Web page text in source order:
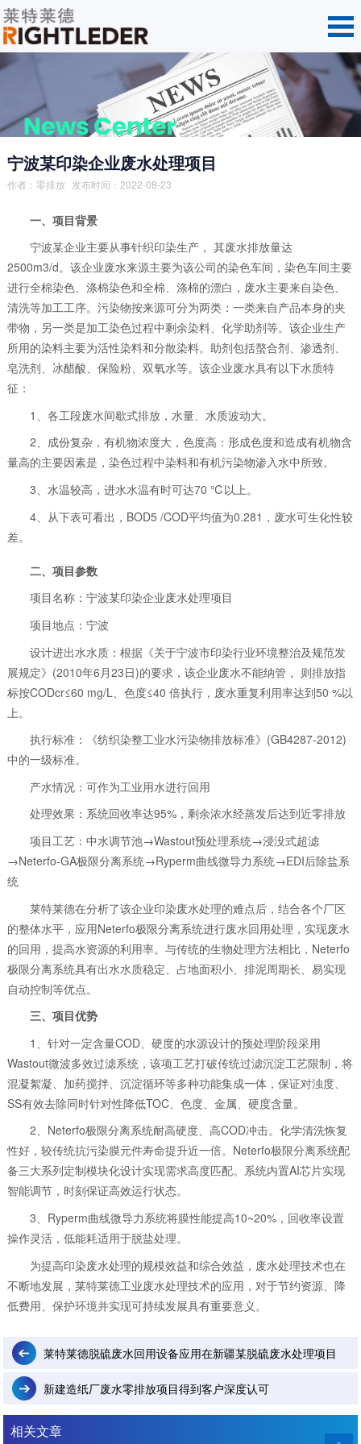
宁波某印染企业废水处理项目
作者：零排放 发布时间：2022-08-23
一、项目背景
宁波某企业主要从事针织印染生产， 其废水排放量达
2500m3/d。该企业废水来源主要为该公司的染色车间，染色车间主要
进行全棉染色、涤棉染色和全棉、涤棉的漂白，废水主要来自染色、
清洗等加工工序。污染物按来源可分为两类：一类来自产品本身的夹
带物，另一类是加工染色过程中剩余染料、化学助剂等。该企业生产
所用的染料主要为活性染料和分散染料。助剂包括螯合剂、渗透剂、
皂洗剂、冰醋酸、保险粉、双氧水等。该企业废水具有以下水质特
征：
1、各工段废水间歇式排放，水量、水质波动大。
2、成份复杂，有机物浓度大，色度高：形成色度和造成有机物含
量高的主要因素是，染色过程中染料和有机污染物渗入水中所致。
3、水温较高，进水水温有时可达70 ℃以上。
4、从下表可看出，BOD5 /COD平均值为0.281，废水可生化性较
差。
二、项目参数
项目名称：宁波某印染企业废水处理项目
项目地点：宁波
设计进出水水质：根据《关于宁波市印染行业环境整治及规范发
展规定》(2010年6月23日)的要求，该企业废水不能纳管， 则排放指
标按CODcr≤60 mg/L、色度≤40 倍执行，废水重复利用率达到50 %以
上。
执行标准：《纺织染整工业水污染物排放标准》(GB4287-2012)
中的一级标准。
产水情况：可作为工业用水进行回用
处理效果：系统回收率达95%，剩余浓水经蒸发后达到近零排放
项目工艺：中水调节池→Wastout预处理系统→浸没式超滤
→Neterfo-GA极限分离系统→Ryperm曲线微导力系统→EDI后除盐系
统
莱特莱德在分析了该企业印染废水处理的难点后，结合各个厂区
的整体水平，应用Neterfo极限分离系统进行废水回用处理，实现废水
的回用，提高水资源的利用率。与传统的生物处理方法相比，Neterfo
极限分离系统具有出水水质稳定、占地面积小、排泥周期长、易实现
自动控制等优点。
三、项目优势
1、针对一定含量COD、硬度的水源设计的预处理阶段采用
Wastout微波多效过滤系统，该项工艺打破传统过滤沉淀工艺限制，将
混凝絮凝、加药搅拌、沉淀循环等多种功能集成一体，保证对浊度、
SS有效去除同时针对性降低TOC、色度、金属、硬度含量。
2、Neterfo极限分离系统耐高硬度、高COD冲击。化学清洗恢复
性好，较传统抗污染膜元件寿命提升近一倍。Neterfo极限分离系统配
备三大系列定制模块化设计实现需求高度匹配。系统内置AI芯片实现
智能调节，时刻保证高效运行状态。
3、Ryperm曲线微导力系统将膜性能提高10~20%，回收率设置
操作灵活，低能耗适用于脱盐处理。
为提高印染废水处理的规模效益和综合效益，废水处理技术也在
不断地发展，莱特莱德工业废水处理技术的应用，对于节约资源、降
低费用、保护环境并实现可持续发展具有重要意义。
莱特莱德脱硫废水回用设备应用在新疆某脱硫废水处理项目
新建造纸厂废水零排放项目得到客户深度认可
相关文章